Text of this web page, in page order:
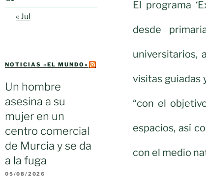
« Jul
NOTICIAS «EL MUNDO»
Un hombre
asesina a su
mujer en un
centro comercial
de Murcia y se da
a la fuga
05/08/2026
El programa
desde
universitarios,
visitas guiadas
“con el
espacios, así
con el medio